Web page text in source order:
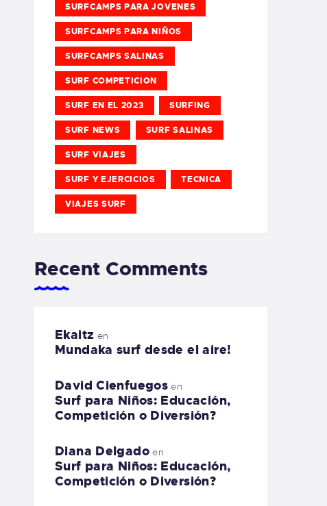
SURFCAMPS PARA JOVENES
SURFCAMPS PARA NIÑOS
SURFCAMPS SALINAS
SURF COMPETICION
SURF EN EL 2023 SURFING
SURF NEWS SURF SALINAS
SURF VIAJES
SURF Y EJERCICIOS TECNICA
VIAJES SURF
Recent Comments
Ekaitz en
Mundaka surf desde el aire!
David Cienfuegos en
Surf para Niños: Educación,
Competición o Diversión?
Diana Delgadoen
Surf para Niños: Educación,
Competición o Diversión?